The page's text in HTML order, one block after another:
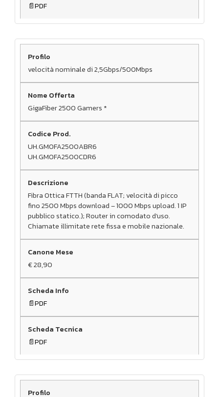
PDF
velocità nominale di 2,5Gbps/500Mbps
GigaFiber 2500 Gamers *
UH.GMOFA2500ABR6
UH.GMOFA2500CDR6
Fibra Ottica FTTH (banda FLAT; velocità di picco
fino 2500 Mbps download – 1000 Mbps upload. 1 IP
pubblico statico.); Router in comodato d’uso.
Chiamate illimitate rete fissa e mobile nazionale.
€ 28,90
PDF
PDF